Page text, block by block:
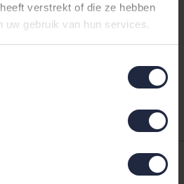
verstrekt of die ze hebben
uw gebruik van hun services.